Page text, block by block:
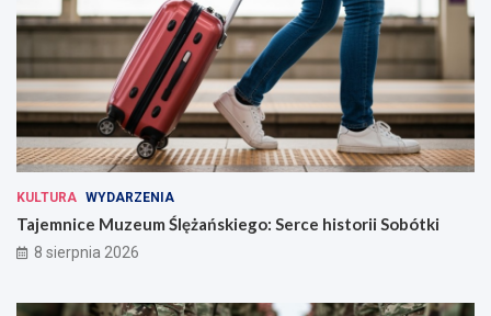
KULTURA WYDARZENIA
Tajemnice Muzeum Ślężańskiego: Serce historii Sobótki
8 sierpnia 2026